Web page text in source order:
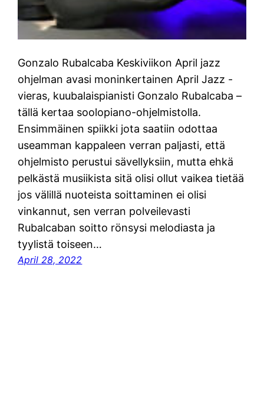
Gonzalo Rubalcaba Keskiviikon April jazz
ohjelman avasi moninkertainen April Jazz -
vieras, kuubalaispianisti Gonzalo Rubalcaba –
tällä kertaa soolopiano-ohjelmistolla.
Ensimmäinen spiikki jota saatiin odottaa
useamman kappaleen verran paljasti, että
ohjelmisto perustui sävellyksiin, mutta ehkä
pelkästä musiikista sitä olisi ollut vaikea tietää
jos välillä nuoteista soittaminen ei olisi
vinkannut, sen verran polveilevasti
Rubalcaban soitto rönsysi melodiasta ja
tyylistä toiseen…
April 28, 2022